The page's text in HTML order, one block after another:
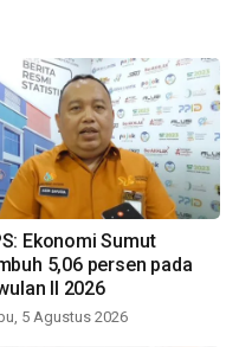
Ekonomi Sumut
5,06 persen pada
II 2026
5 Agustus 2026